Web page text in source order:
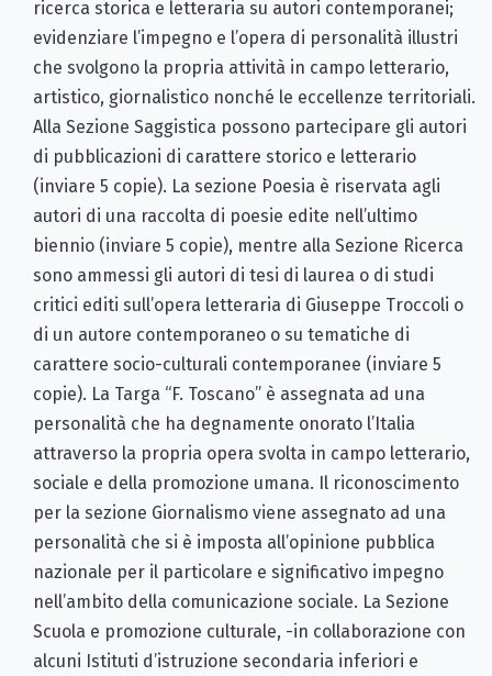
ricerca storica e letteraria su autori contemporanei;
evidenziare l’impegno e l’opera di personalità illustri
che svolgono la propria attività in campo letterario,
artistico, giornalistico nonché le eccellenze territoriali.
Alla Sezione Saggistica possono partecipare gli autori
di pubblicazioni di carattere storico e letterario
(inviare 5 copie). La sezione Poesia è riservata agli
autori di una raccolta di poesie edite nell’ultimo
biennio (inviare 5 copie), mentre alla Sezione Ricerca
sono ammessi gli autori di tesi di laurea o di studi
critici editi sull’opera letteraria di Giuseppe Troccoli o
di un autore contemporaneo o su tematiche di
carattere socio-culturali contemporanee (inviare 5
copie). La Targa “F. Toscano” è assegnata ad una
personalità che ha degnamente onorato l’Italia
attraverso la propria opera svolta in campo letterario,
sociale e della promozione umana. Il riconoscimento
per la sezione Giornalismo viene assegnato ad una
personalità che si è imposta all’opinione pubblica
nazionale per il particolare e significativo impegno
nell’ambito della comunicazione sociale. La Sezione
Scuola e promozione culturale, -in collaborazione con
alcuni Istituti d’istruzione secondaria inferiori e